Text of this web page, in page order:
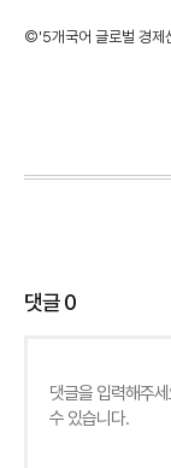
©'5개국어 글로벌 경제
댓글0